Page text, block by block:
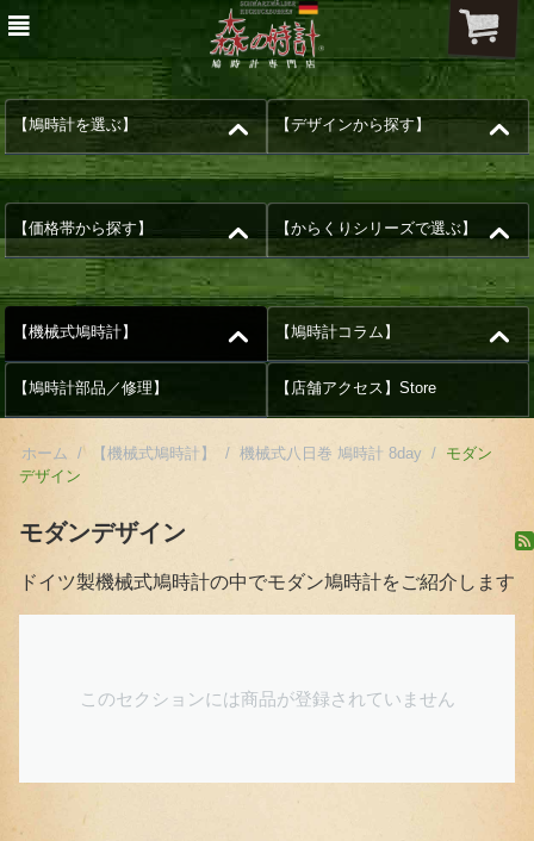
【鳩時計を選ぶ】 【デザインから探す】
【価格帯から探す】 【からくりシリーズで選ぶ】
【機械式鳩時計】 【鳩時計コラム】
【鳩時計部品／修理】 【店舗アクセス】Store
ホーム / 【機械式鳩時計】 / 機械式八日巻 鳩時計 8day / モダン
デザイン
モダンデザイン
ドイツ製機械式鳩時計の中でモダン鳩時計をご紹介します
このセクションには商品が登録されていません